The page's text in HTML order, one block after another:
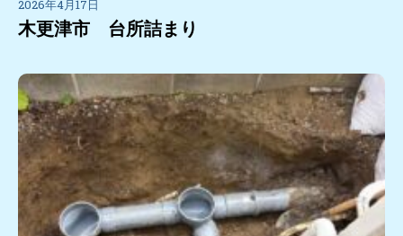
木更津市 台所詰まり
2026年4月17日